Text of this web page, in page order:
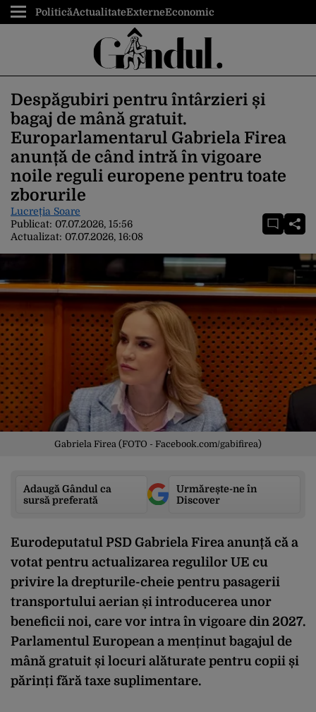
PoliticăActualitateExterneEconomic
Despăgubiri pentru întârzieri și
bagaj de mână gratuit.
Europarlamentarul Gabriela Firea
anunță de când intră în vigoare
noile reguli europene pentru toate
zborurile
Lucreția Soare
Publicat: 07.07.2026, 15:56
Actualizat: 07.07.2026, 16:08
Gabriela Firea (FOTO - Facebook.com/gabifirea)
Adaugă Gândul ca
sursă preferată
Urmărește-ne în
Discover
Eurodeputatul PSD Gabriela Firea anunță că a
votat pentru actualizarea regulilor UE cu
privire la drepturile-cheie pentru pasagerii
transportului aerian și introducerea unor
beneficii noi, care vor intra în vigoare din 2027.
Parlamentul European a menținut bagajul de
mână gratuit și locuri alăturate pentru copii și
părinți fără taxe suplimentare.